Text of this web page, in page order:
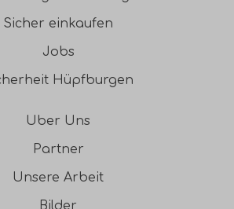
Sicher einkaufen
Jobs
Hüpfburgen
Uber Uns
Partner
Unsere Arbeit
Bilder